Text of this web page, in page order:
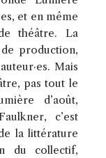
et en même
théâtre. La
production,
Mais
pas tout le
d’août,
c’est
la littérature
du collectif,